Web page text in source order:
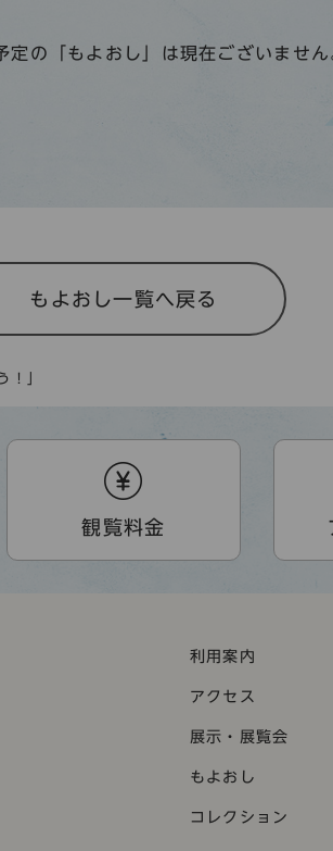
定の「もよおし」は現在ございません
もよおし一覧へ戻る
！」
観覧料金
利用案内
アクセス
展示・展覧会
もよおし
コレクション